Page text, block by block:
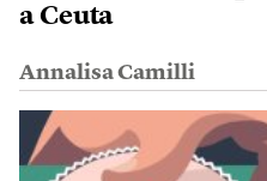
a Ceuta
Annalisa Camilli